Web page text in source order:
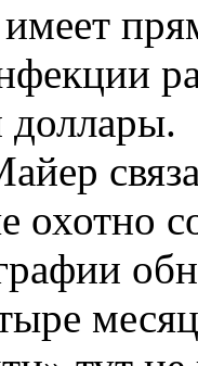
доллары.
охотно